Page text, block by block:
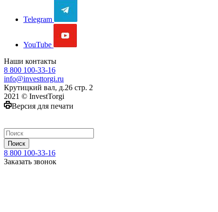
Telegram
YouTube
Наши контакты
8 800 100-33-16
info@investtorgi.ru
Крутицкий вал, д.26 стр. 2
2021 © InvestTorgi
Версия для печати
Поиск
8 800 100-33-16
Заказать звонок